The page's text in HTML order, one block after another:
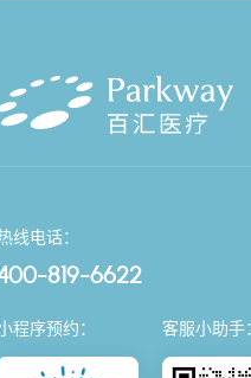
线电话：
819-6622
程序预约： 客服小助手：